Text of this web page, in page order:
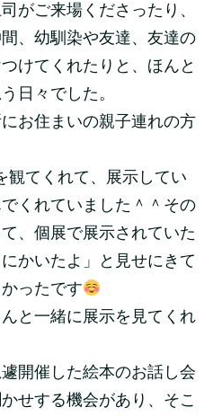
がご来場くださったり、
、幼馴染や友達、友達の
けてくれたりと、ほんと
日々でした。
お住まいの親子連れの方
観てくれて、展示してい
くれていました＾＾その
、個展で展示されていた
かいたよ」と見せにきて
ったです
と一緒に展示を見てくれ
開催した絵本のお話し会
せする機会があり、そこ